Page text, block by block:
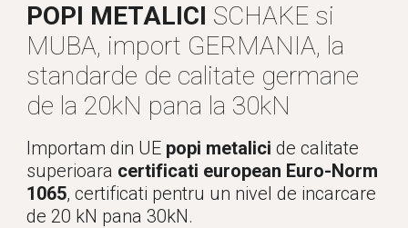
POPI METALICI SCHAKE si
MUBA, import GERMANIA, la
standarde de calitate germane
de la 20kN pana la 30kN
Importam din UE popi metalici de calitate
superioara certificati european Euro-Norm
1065, certificati pentru un nivel de incarcare
de 20 kN pana 30kN.